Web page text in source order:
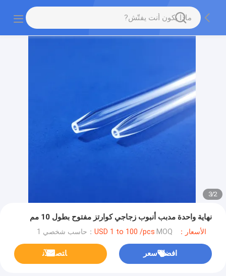
2
/
3
نهاية واحدة مدبب أنبوب زجاجي كوارتز مفتوح بطول 10 مم
الأسعار：USD 1 to 100 /pcs MOQ：حاسب شخصي 1
افضل سعر ﺎﺘﺼﻟ ﺍﻶﻧ